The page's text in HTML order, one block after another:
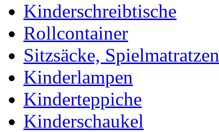
Kinderschreibtische
Rollcontainer
Sitzsäcke,
Kinderlampen
Kinderteppiche
Kinderschaukel